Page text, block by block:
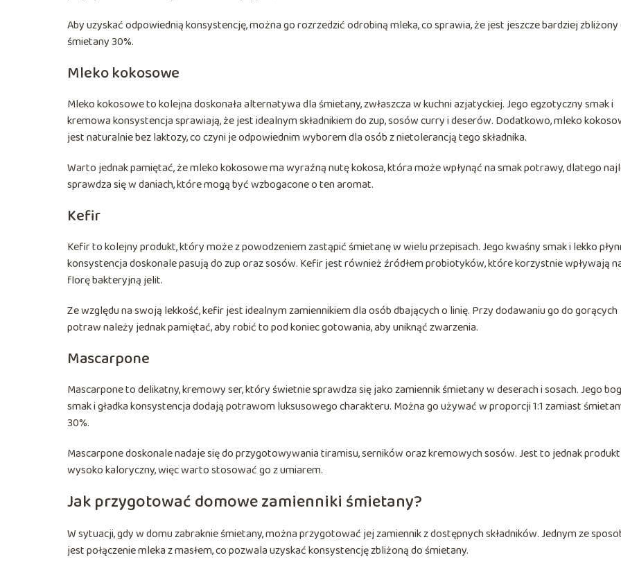
Aby uzyskać odpowiednią konsystencję, można go rozrzedzić odrobiną mleka, co sprawia, że jest jeszcze bardziej zbliżony
śmietany 30%.
Mleko kokosowe
Mleko kokosowe to kolejna doskonała alternatywa dla śmietany, zwłaszcza w kuchni azjatyckiej. Jego egzotyczny smak i
kremowa konsystencja sprawiają, że jest idealnym składnikiem do zup, sosów curry i deserów. Dodatkowo, mleko
jest naturalnie bez laktozy, co czyni je odpowiednim wyborem dla osób z nietolerancją tego składnika.
Warto jednak pamiętać, że mleko kokosowe ma wyraźną nutę kokosa, która może wpłynąć na smak potrawy, dlatego
sprawdza się w daniach, które mogą być wzbogacone o ten aromat.
Kefir
Kefir to kolejny produkt, który może z powodzeniem zastąpić śmietanę w wielu przepisach. Jego kwaśny smak i lekko
konsystencja doskonale pasują do zup oraz sosów. Kefir jest również źródłem probiotyków, które korzystnie wpływają
florę bakteryjną jelit.
Ze względu na swoją lekkość, kefir jest idealnym zamiennikiem dla osób dbających o linię. Przy dodawaniu go do gorących
potraw należy jednak pamiętać, aby robić to pod koniec gotowania, aby uniknąć zwarzenia.
Mascarpone
Mascarpone to delikatny, kremowy ser, który świetnie sprawdza się jako zamiennik śmietany w deserach i sosach. Jego
smak i gładka konsystencja dodają potrawom luksusowego charakteru. Można go używać w proporcji 1:1 zamiast
30%.
Mascarpone doskonale nadaje się do przygotowywania tiramisu, serników oraz kremowych sosów. Jest to jednak produkt
wysoko kaloryczny, więc warto stosować go z umiarem.
Jak przygotować domowe zamienniki śmietany?
W sytuacji, gdy w domu zabraknie śmietany, można przygotować jej zamiennik z dostępnych składników. Jednym ze
jest połączenie mleka z masłem, co pozwala uzyskać konsystencję zbliżoną do śmietany.